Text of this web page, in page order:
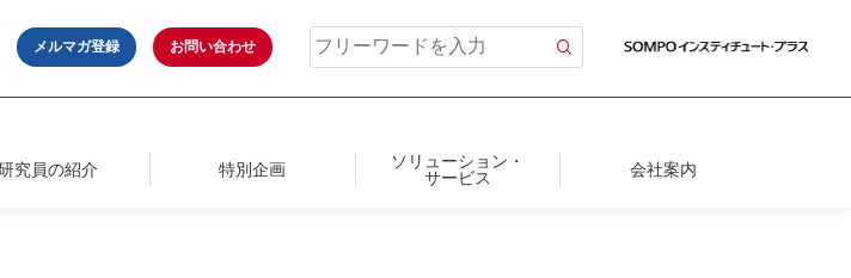
メルマガ登録 お問い合わせ
究員の紹介 特別企画
ソリューション・
サービス
会社案内